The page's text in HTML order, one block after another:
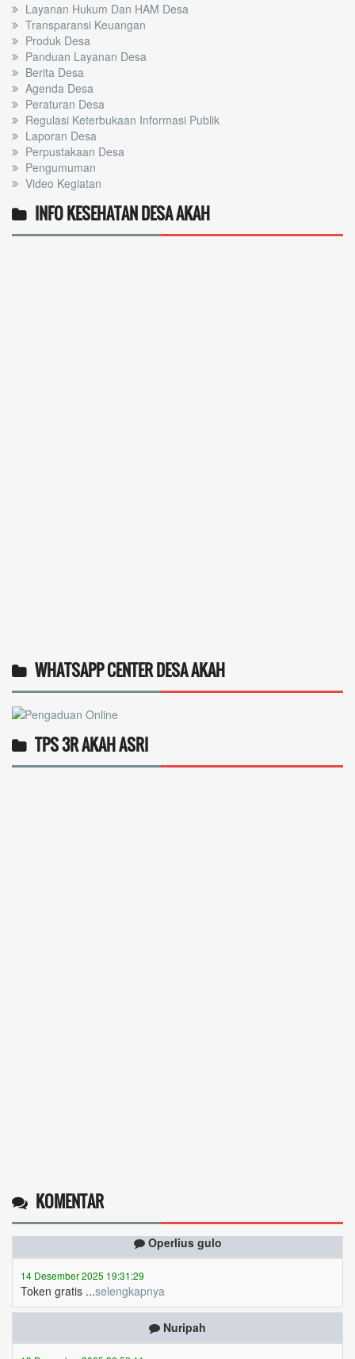
Layanan Hukum Dan HAM Desa
Transparansi Keuangan
Produk Desa
Panduan Layanan Desa
Berita Desa
Agenda Desa
Peraturan Desa
Regulasi Keterbukaan Informasi Publik
Laporan Desa
Perpustakaan Desa
Pengumuman
Video Kegiatan
INFO KESEHATAN DESA AKAH
WHATSAPP CENTER DESA AKAH
TPS 3R AKAH ASRI
KOMENTAR
14 Desember 2025 19:31:29
Token gratis ...selengkapnya
Nuripah
Daptar kan dan usul prakeja 2025...selengkapnya